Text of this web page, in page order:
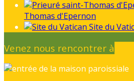
Thomas d'Epernon
Site du
Venez nous rencontrer à